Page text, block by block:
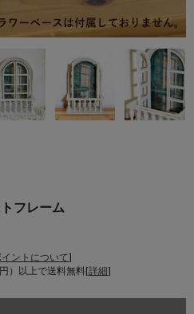
フレーム
イントについて]
）以上で送料無料[詳細]